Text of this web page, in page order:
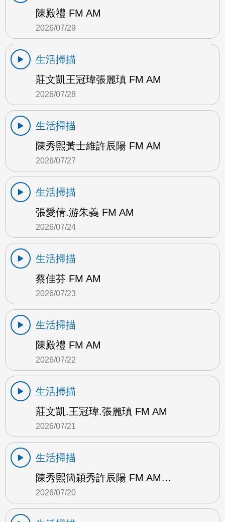
陳殿禮 FM AM
2026/07/29
生活掃描
莊文凱王冠瑋張麗瑱 FM AM
2026/07/28
生活掃描
陳秀熙黃士維許辰陽 FM AM
2026/07/27
生活掃描
張愛倩.游朱義 FM AM
2026/07/24
生活掃描
蔡佳芬 FM AM
2026/07/23
生活掃描
陳殿禮 FM AM
2026/07/22
生活掃描
莊文凱.王冠瑋.張麗瑱 FM AM
2026/07/21
生活掃描
陳秀熙簡穎秀許辰陽 FM AM…
2026/07/20